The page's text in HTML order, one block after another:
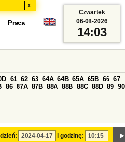
x
Praca
i godzinę:
61 62 63 64A 64B 65A 65B 66 67
86 87A 87B 88A 88B 88C 88D 89 90
Czwartek
06-08-2026
14:03